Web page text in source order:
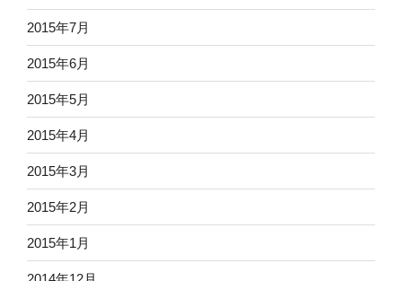
2015年7月
2015年6月
2015年5月
2015年4月
2015年3月
2015年2月
2015年1月